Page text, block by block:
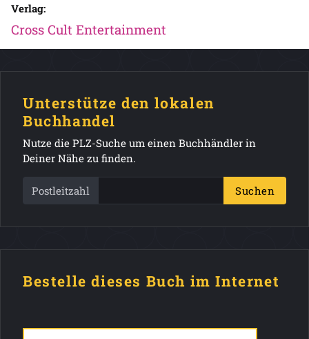
Verlag:
Cross Cult Entertainment
Unterstütze den lokalen
Buchhandel
Nutze die PLZ-Suche um einen Buchhändler in
Deiner Nähe zu finden.
Postleitzahl Suchen
Bestelle dieses Buch im Internet